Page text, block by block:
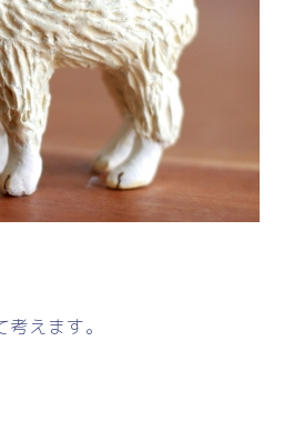
えます。